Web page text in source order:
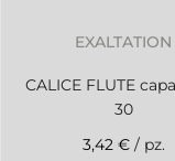
EXALTATION
CALICE FLUTE
30
3,42 € / pz.